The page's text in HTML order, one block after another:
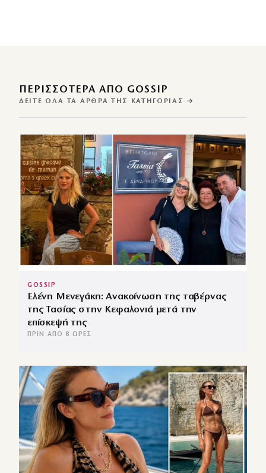
ΠΕΡΙΣΣΌΤΕΡΑ ΑΠΌ GOSSIP
ΔΕΊΤΕ ΌΛΑ ΤΑ ΆΡΘΡΑ ΤΗΣ ΚΑΤΗΓΟΡΊΑΣ →
GOSSIP
Ελένη Μενεγάκη: Ανακοίνωση της ταβέρνας
της Τασίας στην Κεφαλονιά μετά την
επίσκεψή της
ΠΡΙΝ ΑΠΌ 8 ΏΡΕΣ